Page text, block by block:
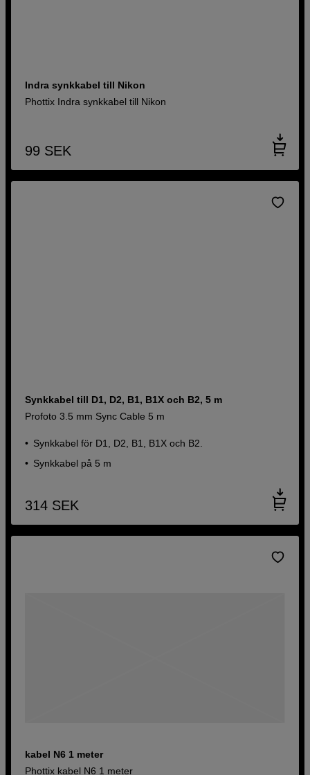
Indra synkkabel till Nikon
Phottix Indra synkkabel till Nikon
99 SEK
Synkkabel till D1, D2, B1, B1X och B2, 5 m
Profoto 3.5 mm Sync Cable 5 m
Synkkabel för D1, D2, B1, B1X och B2.
Synkkabel på 5 m
314 SEK
kabel N6 1 meter
Phottix kabel N6 1 meter